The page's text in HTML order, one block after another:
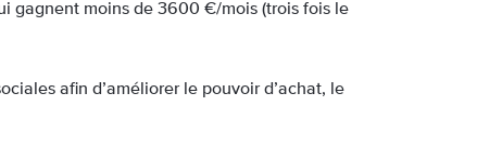
gagnent moins de 3600 €/mois (trois fois le
afin d’améliorer le pouvoir d’achat, le